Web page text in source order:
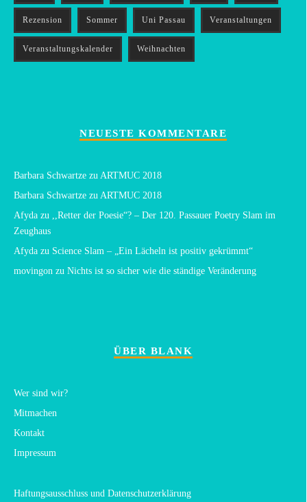
Rezension Sommer Uni Passau Veranstaltungen
Veranstaltungskalender Weihnachten
NEUESTE KOMMENTARE
Barbara Schwartze zu ARTMUC 2018
Barbara Schwartze zu ARTMUC 2018
Afyda zu ,,Retter der Poesie“? – Der 120. Passauer Poetry Slam im
Zeughaus
Afyda zu Science Slam – „Ein Lächeln ist positiv gekrümmt“
movingon zu Nichts ist so sicher wie die ständige Veränderung
ÜBER BLANK
Wer sind wir?
Mitmachen
Kontakt
Impressum
Haftungsausschluss und Datenschutzerklärung